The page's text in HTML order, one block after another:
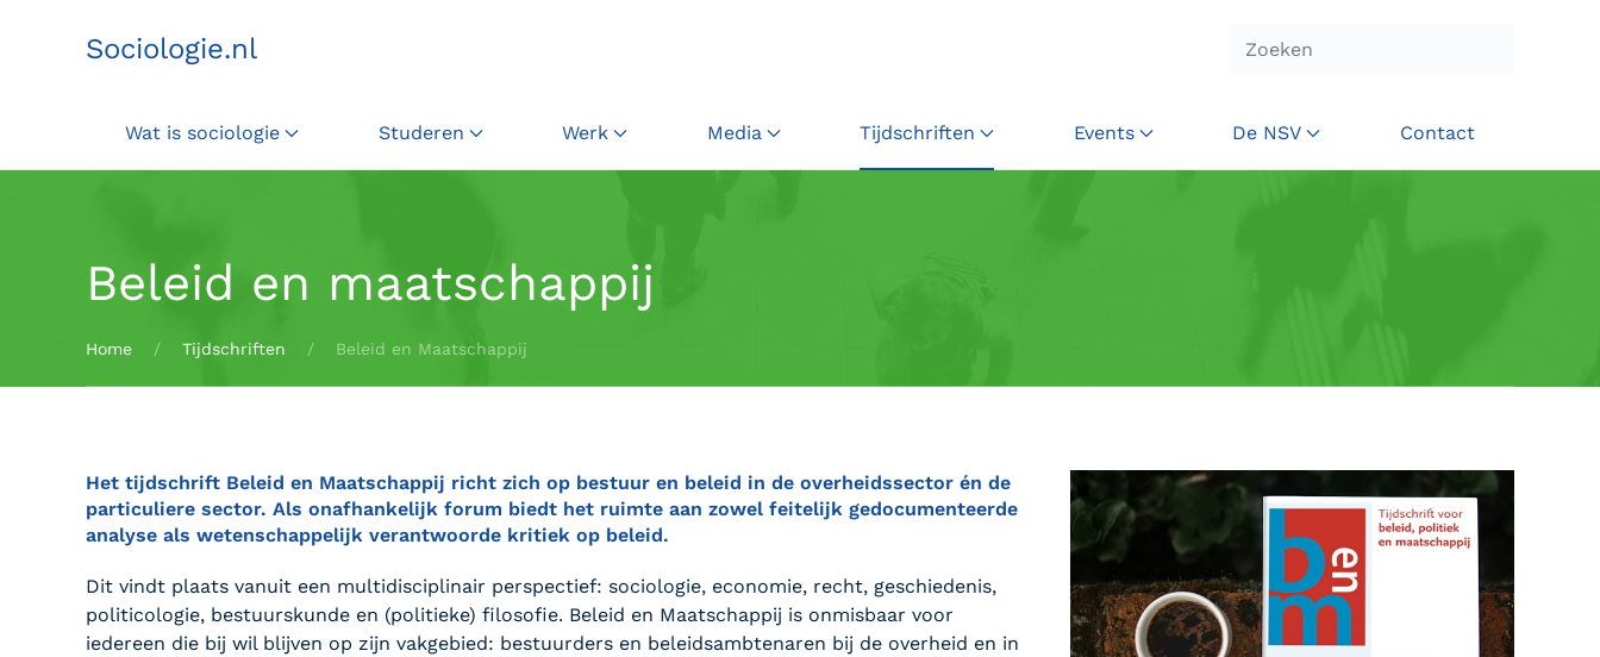
Terug naar hoofdinhoud
Sociologie.nl
Wat is sociologie Studeren Werk Media Tijdschriften Events De NSV Contact
Beleid en maatschappij
Home Tijdschriften Beleid en Maatschappij
Het tijdschrift Beleid en Maatschappij richt zich op bestuur en beleid in de overheidssector én de
particuliere sector. Als onafhankelijk forum biedt het ruimte aan zowel feitelijk gedocumenteerde
analyse als wetenschappelijk verantwoorde kritiek op beleid.
Dit vindt plaats vanuit een multidisciplinair perspectief: sociologie, economie, recht, geschiedenis,
politicologie, bestuurskunde en (politieke) filosofie. Beleid en Maatschappij is onmisbaar voor
iedereen die bij wil blijven op zijn vakgebied: bestuurders en beleidsambtenaren bij de overheid en in